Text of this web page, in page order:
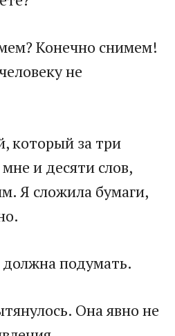
Конечно снимем!
не
который за три
и десяти слов,
Я сложила бумаги,
подумать.
Она явно не